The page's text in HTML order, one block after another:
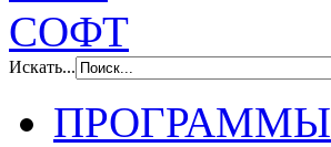
Искать...
ПРОГРАММЫ